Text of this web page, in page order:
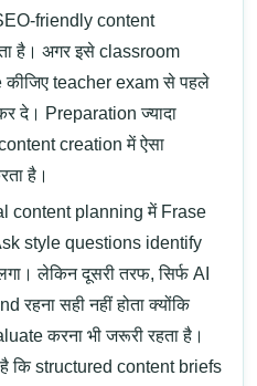
friendly content
है। अगर इसे classroom
teacher exam से पहले
दे। Preparation ज्यादा
creation में ऐसा
है।
content planning में Frase
style questions identify
लेकिन दूसरी तरफ, सिर्फ AI
सही नहीं होता क्योंकि
करना भी जरूरी रहता है।
कि structured content briefs